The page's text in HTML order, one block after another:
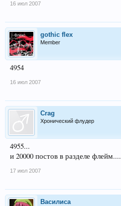
16 июл 2007
gothic flex
Member
4954
16 июл 2007
Crag
Хронический флудер
4955...
и 20000 постов в разделе флейм....
17 июл 2007
Василиса